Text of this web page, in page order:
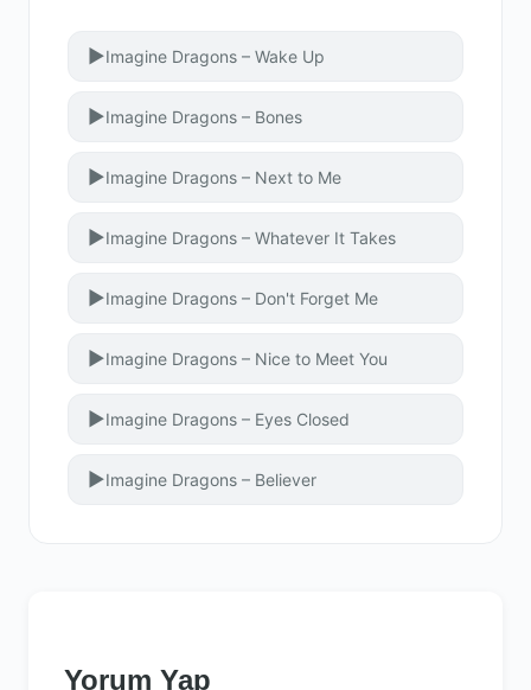
▶Imagine Dragons – Wake Up
▶Imagine Dragons – Bones
▶Imagine Dragons – Next to Me
▶Imagine Dragons – Whatever It Takes
▶Imagine Dragons – Don't Forget Me
▶Imagine Dragons – Nice to Meet You
▶Imagine Dragons – Eyes Closed
▶Imagine Dragons – Believer
Yorum Yap